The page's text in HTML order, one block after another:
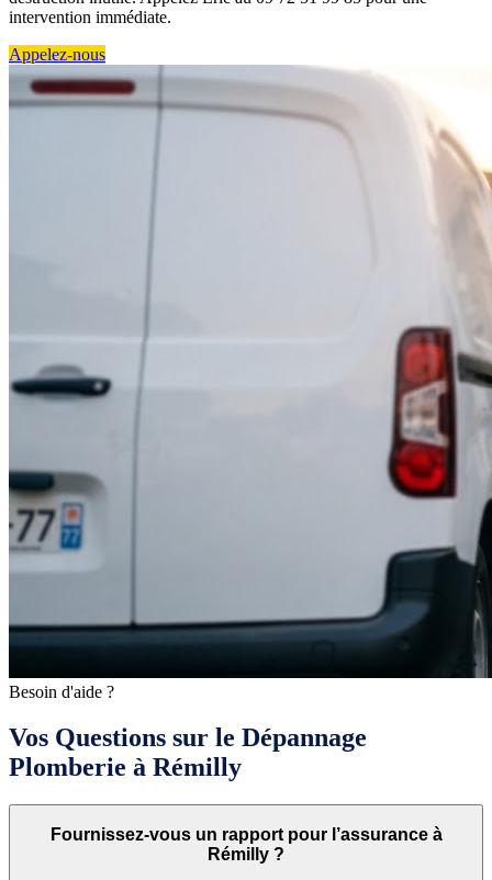
intervention immédiate.
Appelez-nous
Besoin d'aide ?
Vos Questions sur le Dépannage
Plomberie à Rémilly
Fournissez-vous un rapport pour l’assurance à
Rémilly ?